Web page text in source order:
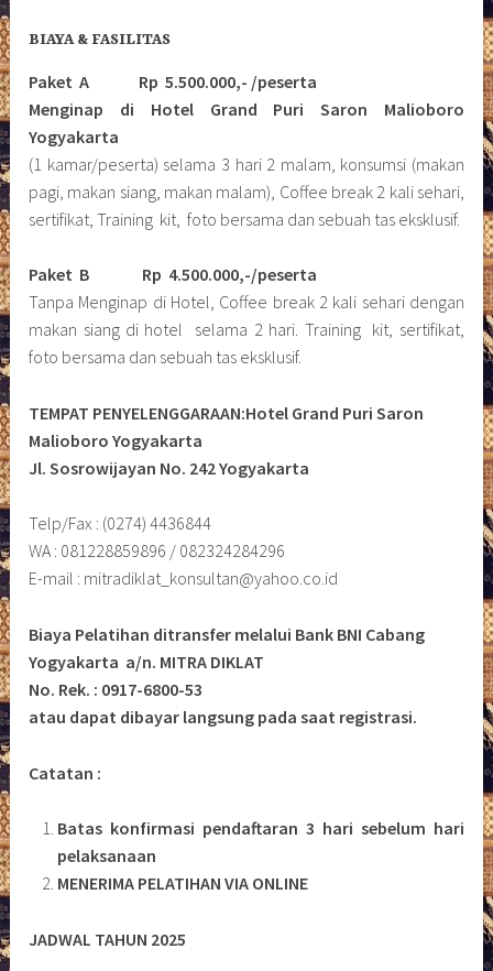
BIAYA & FASILITAS
Paket A Rp 5.500.000,- /peserta
Menginap di Hotel Grand Puri Saron Malioboro
Yogyakarta
(1 kamar/peserta) selama 3 hari 2 malam, konsumsi (makan
pagi, makan siang, makan malam), Coffee break 2 kali sehari,
sertifikat, Training kit, foto bersama dan sebuah tas eksklusif.
Paket B
Rp 4.500.000,-/peserta
Tanpa Menginap di Hotel, Coffee break 2 kali sehari dengan
makan siang di hotel selama 2 hari. Training kit, sertifikat,
foto bersama dan sebuah tas eksklusif.
TEMPAT PENYELENGGARAAN:Hotel Grand Puri Saron
Malioboro Yogyakarta
Jl. Sosrowijayan No. 242 Yogyakarta
Telp/Fax : (0274) 4436844
WA : 081228859896 / 082324284296
E-mail : mitradiklat_konsultan@yahoo.co.id
Biaya Pelatihan ditransfer melalui Bank BNI Cabang
Yogyakarta a/n. MITRA DIKLAT
No. Rek. : 0917-6800-53
atau dapat dibayar langsung pada saat registrasi.
Catatan :
Batas konfirmasi pendaftaran 3 hari sebelum hari
pelaksanaan
MENERIMA PELATIHAN VIA ONLINE
JADWAL TAHUN 2025